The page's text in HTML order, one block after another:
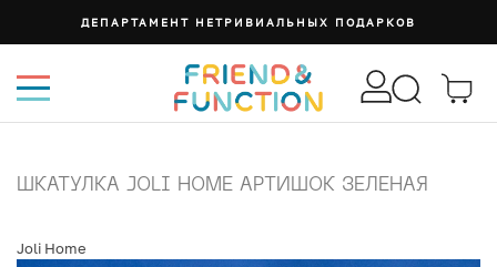
ДЕПАРТАМЕНТ НЕТРИВИАЛЬНЫХ ПОДАРКОВ
ШКАТУЛКА JOLI HOME АРТИШОК ЗЕЛЕНАЯ
Joli Home